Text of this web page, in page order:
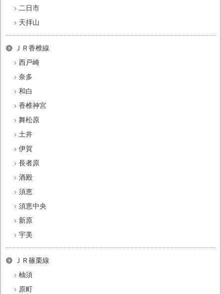
二日市
天拝山
ＪＲ香椎線
西戸崎
奈多
和白
香椎神宮
舞松原
土井
伊賀
長者原
酒殿
須恵
須恵中央
新原
宇美
ＪＲ篠栗線
柚須
原町